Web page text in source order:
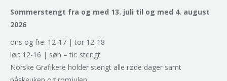
Sommerstengt fra og med 13. juli til og med 4. august
2026
ons og fre: 12-17 | tor 12-18
lør: 12-16 | søn – tir: stengt
Norske Grafikere holder stengt alle røde dager samt